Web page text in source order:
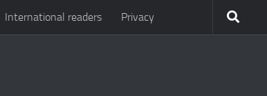
International readers Privacy